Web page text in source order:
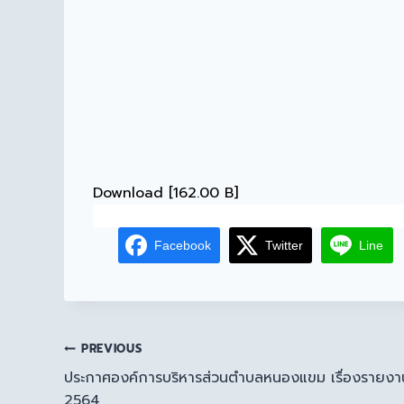
Download [162.00 B]
Facebook Twitter Line
PREVIOUS
ประกาศองค์การบริหารส่วนตำบลหนองแขม เรื่องรายง